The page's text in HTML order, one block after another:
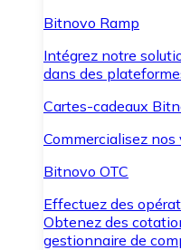
Bitnovo Ramp
Intégrez notre
dans des
Cartes-cadeaux
Commercialisez
Bitnovo OTC
Effectuez des
Obtenez des
gestionnaire de